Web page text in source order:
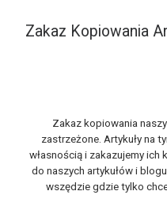
Zakaz Kopiowania
Zakaz kopiowania
zastrzeżone. Artykuły na
własnością i zakazujemy ich
do naszych artykułów i
wszędzie gdzie tylko